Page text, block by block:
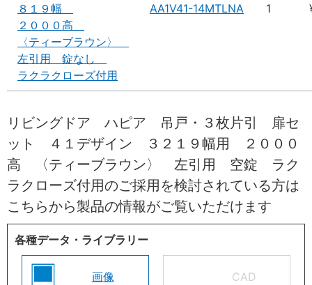
８１９幅
２０００高
〈ティーブラウン〉
左引用 錠なし
ラクラクローズ付用
AA1V41-14MTLNA 1
リビングドア ハピア 吊戸・３枚片引 扉セ
ット ４１デザイン ３２１９幅用 ２０００
高 〈ティーブラウン〉 左引用 空錠 ラク
ラクローズ付用のご採用を検討されている方は
こちらから製品の情報がご覧いただけます
各種データ・ライブラリー
画像 CAD